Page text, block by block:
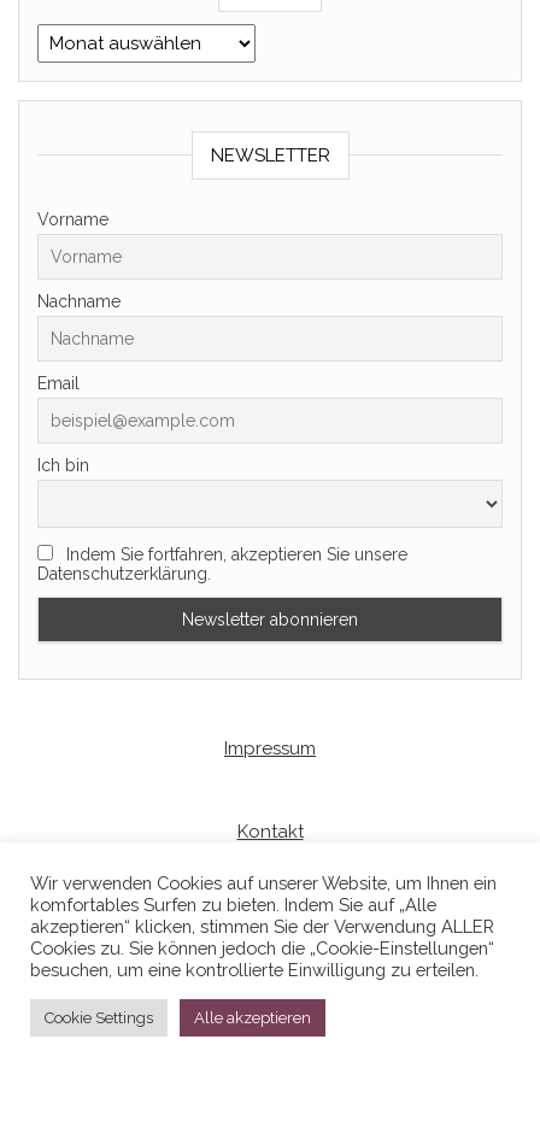
Archiv
NEWSLETTER
Vorname
Nachname
Email
Ich bin
Indem Sie fortfahren, akzeptieren Sie unsere
Datenschutzerklärung.
Impressum
Kontakt
Datenschutzerklaerung
Stolz präsentiert vonWordPress
Wir verwenden Cookies auf unserer Website, um Ihnen ein
komfortables Surfen zu bieten. Indem Sie auf „Alle
akzeptieren“ klicken, stimmen Sie der Verwendung ALLER
Cookies zu. Sie können jedoch die „Cookie-Einstellungen“
besuchen, um eine kontrollierte Einwilligung zu erteilen.
Cookie Settings Alle akzeptieren